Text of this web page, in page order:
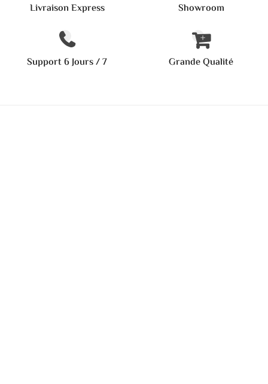
Livraison Express Showroom
Support 6 Jours / 7 Grande Qualité